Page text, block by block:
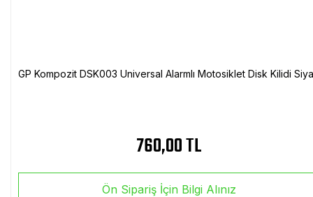
GP Kompozit DSK003 Universal Alarmlı Motosiklet Disk Kilidi
760,00 TL
Ön Sipariş İçin Bilgi Alınız